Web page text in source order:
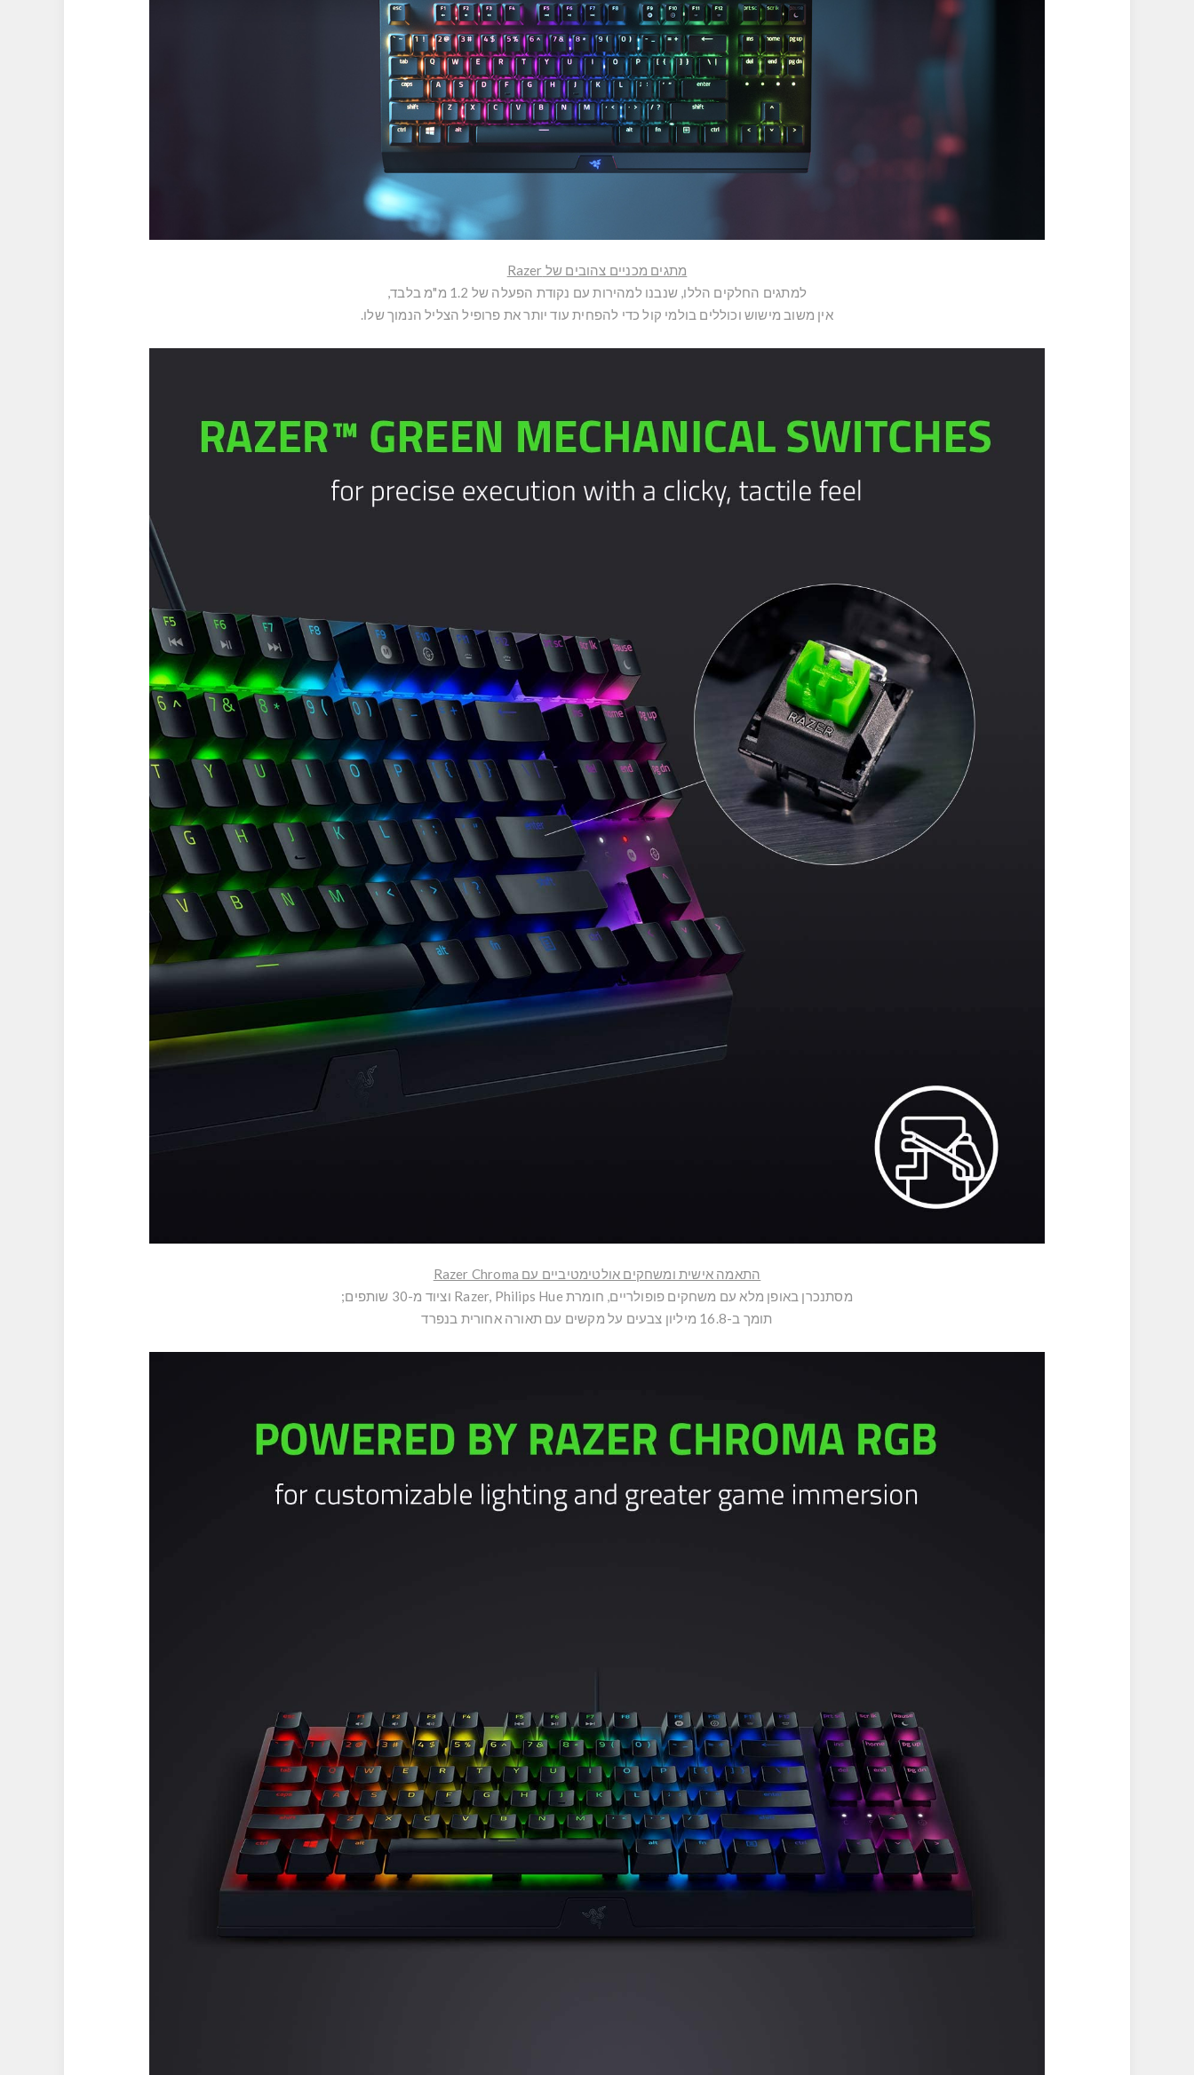
מתגים מכניים צהובים של Razer
למתגים החלקים הללו, שנבנו למהירות עם נקודת הפעלה של 1.2 מ"מ בלבד,
אין משוב מישוש וכוללים בולמי קול כדי להפחית עוד יותר את פרופיל הצליל הנמוך שלו.
התאמה אישית ומשחקים אולטימטיביים עם Razer Chroma
מסתנכרן באופן מלא עם משחקים פופולריים, חומרת Razer, Philips Hue וציוד מ-30 שותפים;
תומך ב-16.8 מיליון צבעים על מקשים עם תאורה אחורית בנפרד